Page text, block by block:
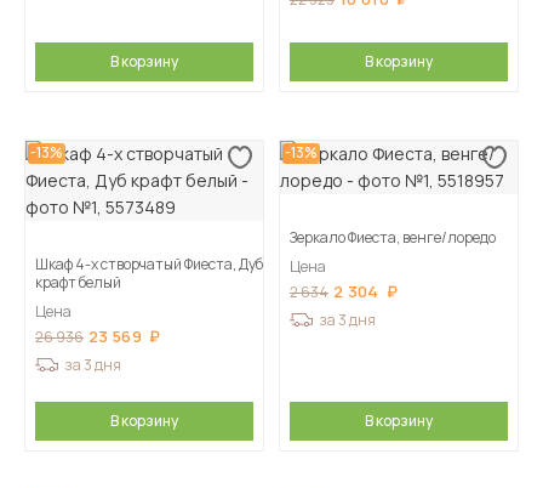
В корзину В корзину
-13%
Шкаф 4-х створчатый Фиеста, Дуб
крафт белый
Цена
26 936 23 569
за 3 дня
В корзину
-13%
Зеркало Фиеста, венге/лоредо
Цена
2 634 2 304
за 3 дня
В корзину